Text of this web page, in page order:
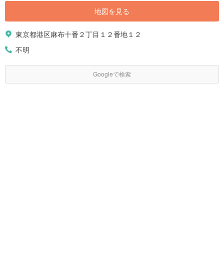
地図を見る
東京都港区麻布十番２丁目１２番地１２
不明
Googleで検索